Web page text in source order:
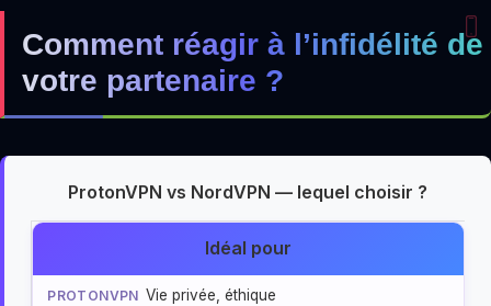
Comment réagir à l’infidélité de
votre partenaire ?
ProtonVPN vs NordVPN — lequel choisir ?
Idéal pour
Vie privée, éthique